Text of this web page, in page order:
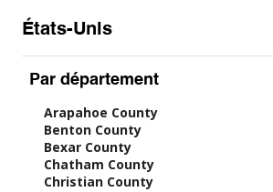
États-Unis
Par département
Arapahoe County
Benton County
Bexar County
Chatham County
Christian County